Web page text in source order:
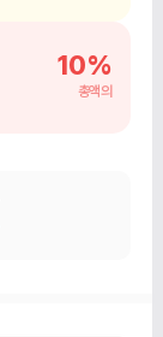
10%
총액의